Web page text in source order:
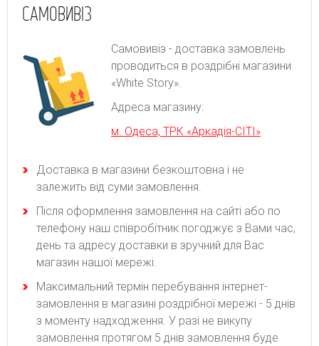
САМОВИВІЗ
Самовивіз - доставка замовлень
проводиться в роздрібні магазини
«White Story».
Адреса магазину:
м. Одеса, ТРК «Аркадія-СІТІ»
Доставка в магазини безкоштовна і не
залежить від суми замовлення.
Після оформлення замовлення на сайті або по
телефону наш співробітник погоджує з Вами час,
день та адресу доставки в зручний для Вас
магазин нашої мережі.
Максимальний термін перебування інтернет-
замовлення в магазині роздрібної мережі - 5 днів
з моменту надходження. У разі не викупу
замовлення протягом 5 днів замовлення буде